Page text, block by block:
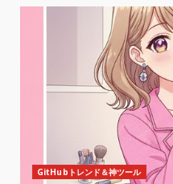
GitHubトレンド＆神ツール